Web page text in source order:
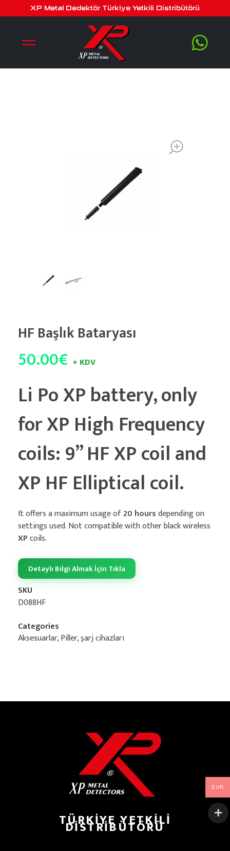
XP Metal Dedektör Türkiye Yetkili Distribütörü
hf başlık bataryası
HF Başlık Bataryası
50.00€ + KDV
Li Po XP battery, only
for XP High Frequency
coils: 9” HF XP coil and
XP HF Elliptical coil.
It offers a maximum usage of20 hoursdepending on
settings used. Not compatible with other black wireless
XPcoils.
Detaylı Bilgi Almak İçin Tıkla
SKU
D088HF
Categories
Aksesuarlar,Piller, şarj cihazları
TÜRKIYE YETKILI
DISTRIBÜTÖRÜ
EUR